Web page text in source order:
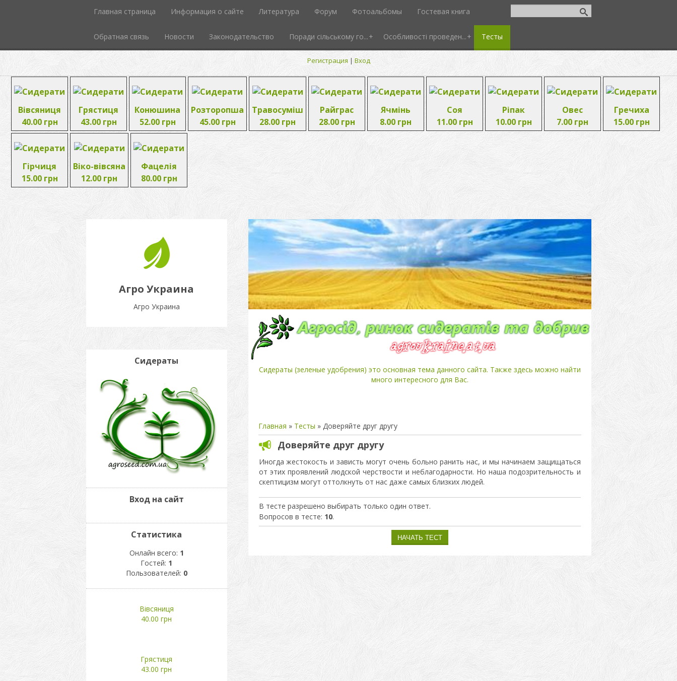
Главная страница Информация о сайте Литература Форум Фотоальбомы Гостевая книга
Обратная связь Новости Законодательство Поради сільському го... Особливості проведен... Тесты
Регистрация | Вход
Вівсяниця
40.00 грн
Грястиця
43.00 грн
Конюшина
52.00 грн
Розторопша
45.00 грн
Травосуміш
28.00 грн
Райграс
28.00 грн
Ячмінь
8.00 грн
Соя
11.00 грн
Ріпак
10.00 грн
Овес
7.00 грн
Гречиха
15.00 грн
Гірчиця
15.00 грн
Віко-вівсяна
12.00 грн
Фацелія
80.00 грн
Агро Украина
Агро Украина
Сидераты (зеленые удобрения) это основная тема данного сайта. Также здесь можно найти
много интересного для Вас.
Главная » Тесты » Доверяйте друг другу
Доверяйте друг другу
Иногда жестокость и зависть могут очень больно ранить нас, и мы начинаем защищаться
от этих проявлений людской черствости и неблагодарности. Но наша подозрительность и
скептицизм могут оттолкнуть от нас даже самых близких людей.
В тесте разрешено выбирать только один ответ.
Вопросов в тесте: 10.
Сидераты
Вход на сайт
Статистика
Онлайн всего: 1
Гостей: 1
Пользователей: 0
Вівсяниця
40.00 грн
Грястиця
43.00 грн